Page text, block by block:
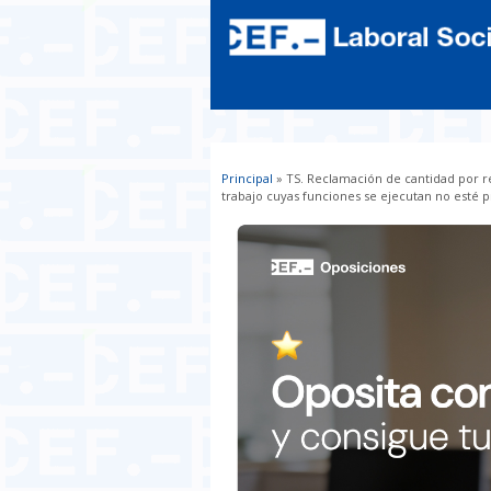
Usted está aquí
Principal » TS. Reclamación de cantidad por
trabajo cuyas funciones se ejecutan no esté